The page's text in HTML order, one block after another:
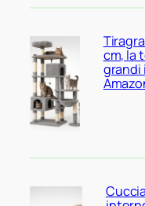
cm, la
grandi